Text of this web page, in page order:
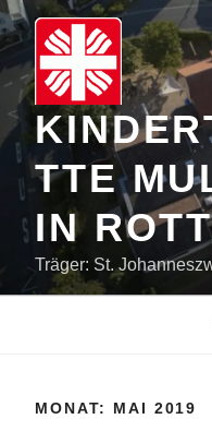
Zum
Inhalt
springen
TTE
IN
Träger: St.
MONAT: MAI 2019